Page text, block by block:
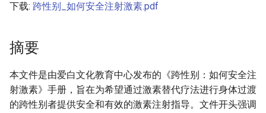
下载: 跨性别_如何安全注射激素.pdf
摘要
本文件是由爱白文化教育中心发布的《跨性别：如何安全注
射激素》手册，旨在为希望通过激素替代疗法进行身体过渡
的跨性别者提供安全和有效的激素注射指导。文件开头强调